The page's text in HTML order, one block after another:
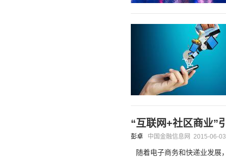
“互联网+社区商业”
彭卓 中国金融信息网 2015-06-03
随着电子商务和快递业发展